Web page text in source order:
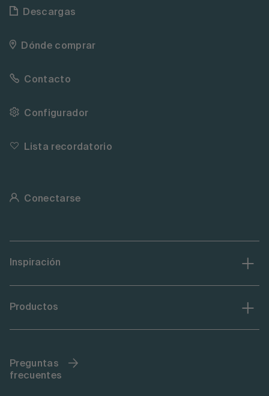
Descargas
Dónde comprar
Contacto
Configurador
Lista recordatorio
Conectarse
Inspiración
Productos
Preguntas
frecuentes